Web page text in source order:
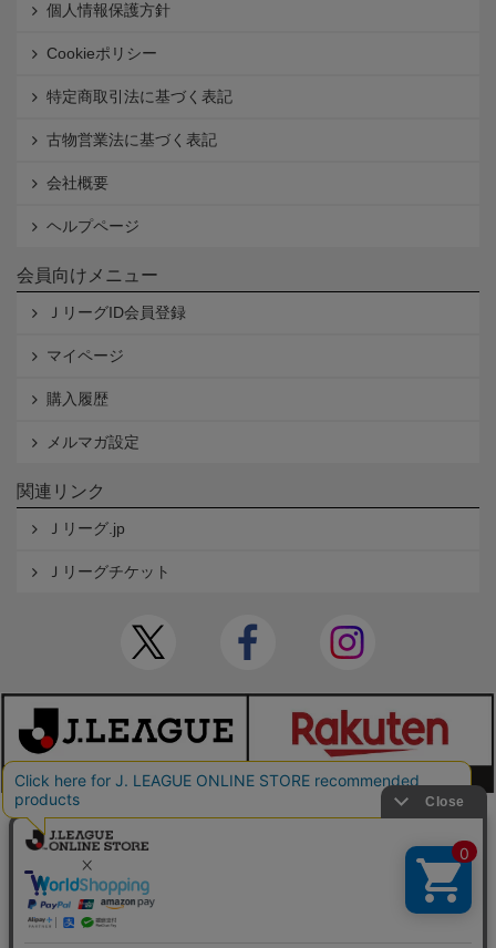
個人情報保護方針
Cookieポリシー
特定商取引法に基づく表記
古物営業法に基づく表記
会社概要
ヘルプページ
会員向けメニュー
ＪリーグID会員登録
マイページ
購入履歴
メルマガ設定
関連リンク
Ｊリーグ.jp
Ｊリーグチケット
本サイトで使用している文章・画像等の無断での複製・転載を禁止します。
© JAPAN PROFESSIONAL FOOTBALL LEAGUE Rakuten Group, Inc. ALL RIGHTS RE